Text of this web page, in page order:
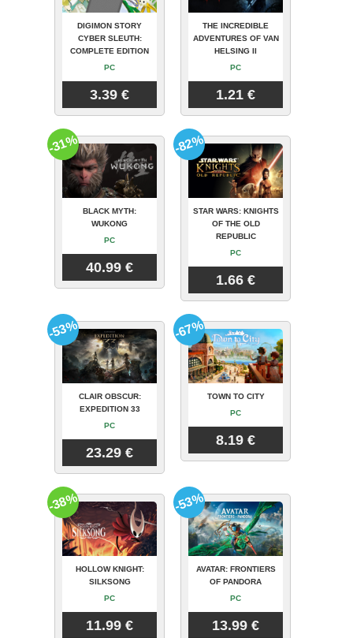
DIGIMON STORY
CYBER SLEUTH:
COMPLETE EDITION
PC
3.39 €
THE INCREDIBLE
ADVENTURES OF VAN
HELSING II
PC
1.21 €
BLACK MYTH:
WUKONG
PC
40.99 €
-31%
STAR WARS: KNIGHTS
OF THE OLD
REPUBLIC
PC
1.66 €
-82%
CLAIR OBSCUR:
EXPEDITION 33
PC
23.29 €
-53%
TOWN TO CITY
PC
8.19 €
-67%
HOLLOW KNIGHT:
SILKSONG
PC
11.99 €
-38%
AVATAR: FRONTIERS
OF PANDORA
PC
13.99 €
-53%